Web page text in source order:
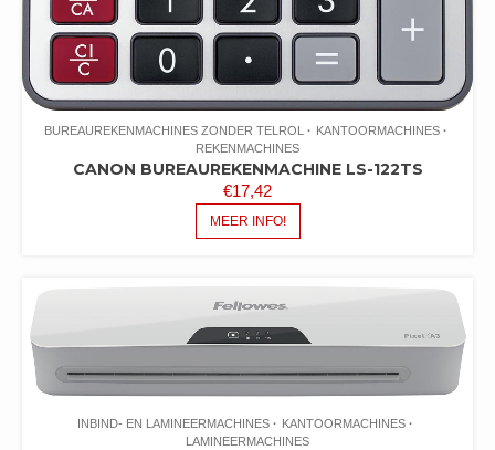
BUREAUREKENMACHINES ZONDER TELROL
KANTOORMACHINES
REKENMACHINES
CANON BUREAUREKENMACHINE LS-122TS
€17,42
MEER INFO!
INBIND- EN LAMINEERMACHINES
KANTOORMACHINES
LAMINEERMACHINES